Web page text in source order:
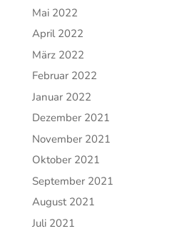
Mai 2022
April 2022
März 2022
Februar 2022
Januar 2022
Dezember 2021
November 2021
Oktober 2021
September 2021
August 2021
Juli 2021